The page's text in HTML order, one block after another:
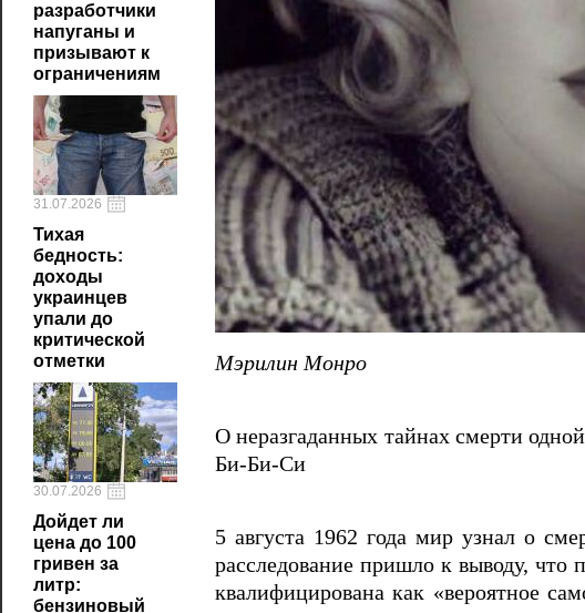
разработчики
напуганы и
призывают к
ограничениям
31.07.2026
Тихая
бедность:
доходы
украинцев
упали до
критической
отметки
30.07.2026
Дойдет ли
цена до 100
гривен за
литр:
бензиновый
Мэрилин Монро
О неразгаданных тайнах смерти
Би-Би-Си
5 августа 1962 года мир узнал о
расследование пришло к выводу, что
квалифицирована как «вероятное